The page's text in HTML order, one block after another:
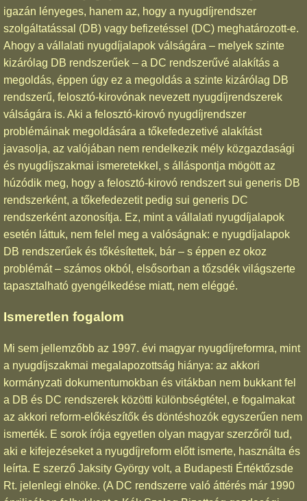
igazán lényeges, hanem az, hogy a nyugdíjrendszer
szolgáltatással (DB) vagy befizetéssel (DC) meghatározott-e.
Ahogy a vállalati nyugdíjalapok válságára – melyek szinte
kizárólag DB rendszerűek – a DC rendszerűvé alakítás a
megoldás, éppen úgy ez a megoldás a szinte kizárólag DB
rendszerű, felosztó-kirovónak nevezett nyugdíjrendszerek
válságára is. Aki a felosztó-kirovó nyugdíjrendszer
problémáinak megoldására a tőkefedezetivé alakítást
javasolja, az valójában nem rendelkezik mély közgazdasági
és nyugdíjszakmai ismeretekkel, s álláspontja mögött az
húzódik meg, hogy a felosztó-kirovó rendszert sui generis DB
rendszerként, a tőkefedezetit pedig sui generis DC
rendszerként azonosítja. Ez, mint a vállalati nyugdíjalapok
esetén láttuk, nem felel meg a valóságnak: e nyugdíjalapok
DB rendszerűek és tőkésítettek, bár – s éppen ez okoz
problémát – számos okból, elsősorban a tőzsdék világszerte
tapasztalható gyengélkedése miatt, nem eléggé.
Ismeretlen fogalom
Mi sem jellemzőbb az 1997. évi magyar nyugdíjreformra, mint
a nyugdíjszakmai megalapozottság hiánya: az akkori
kormányzati dokumentumokban és vitákban nem bukkant fel
a DB és DC rendszerek közötti különbségtétel, e fogalmakat
az akkori reform-előkészítők és döntéshozók egyszerűen nem
ismerték. E sorok írója egyetlen olyan magyar szerzőről tud,
aki e kifejezéseket a nyugdíjreform előtt ismerte, használta és
leírta. E szerző Jaksity György volt, a Budapesti Értéktőzsde
Rt. jelenlegi elnöke. (A DC rendszerre való áttérés már 1990